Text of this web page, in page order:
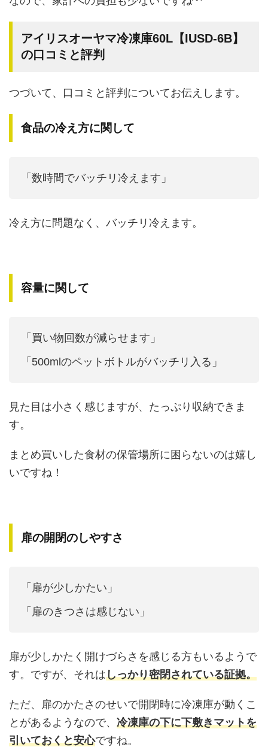
アイリスオーヤマ冷凍庫60L【IUSD-6B】
の口コミと評判
つづいて、口コミと評判についてお伝えします。
食品の冷え方に関して
「数時間でバッチリ冷えます」
冷え方に問題なく、バッチリ冷えます。
容量に関して
「買い物回数が減らせます」
「500mlのペットボトルがバッチリ入る」
見た目は小さく感じますが、たっぷり収納できま
す。
まとめ買いした食材の保管場所に困らないのは嬉し
いですね！
扉の開閉のしやすさ
「扉が少しかたい」
「扉のきつさは感じない」
扉が少しかたく開けづらさを感じる方もいるようで
す。ですが、それはしっかり密閉されている証拠。
ただ、扉のかたさのせいで開閉時に冷凍庫が動くこ
とがあるようなので、 冷凍庫の下に下敷きマットを
引いておくと安心ですね。